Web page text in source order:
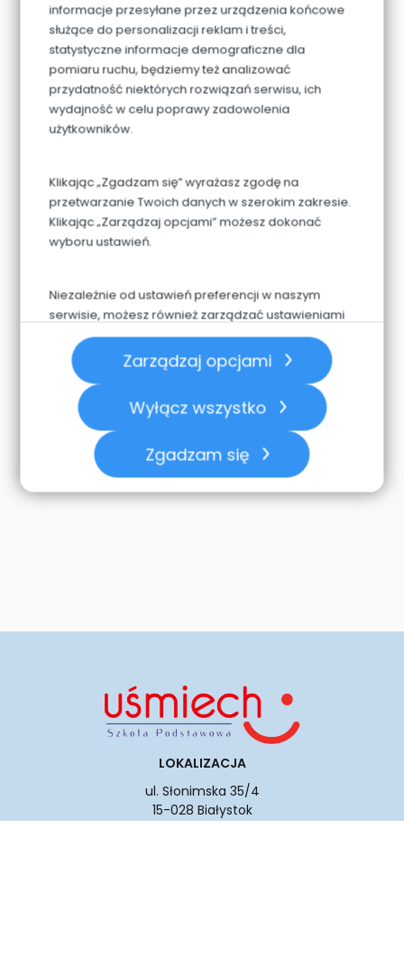
informacje przesyłane przez urządzenia końcowe
służące do personalizacji reklam i treści,
statystyczne informacje demograficzne dla
pomiaru ruchu, będziemy też analizować
przydatność niektórych rozwiązań serwisu, ich
wydajność w celu poprawy zadowolenia
użytkowników.
Klikając „Zgadzam się” wyrażasz zgodę na
przetwarzanie Twoich danych w szerokim zakresie.
Klikając „Zarządzaj opcjami” możesz dokonać
wyboru ustawień.
Niezależnie od ustawień preferencji w naszym
serwisie, możesz również zarządzać ustawieniami
prywatności swojej przeglądarki. Więcej informacji
o przetwarzaniu danych znajdziesz w Polityce
prywatności.
Zarządzaj opcjami
Wyłącz wszystko
Zgadzam się
PLIKI DO POBRANIA
karta zgłoszenia.docx
LOKALIZACJA
ul. Słonimska 35/4
15-028 Białystok